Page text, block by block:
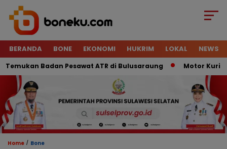
BERANDA BONE EKONOMI HUKRIM LOKAL NEWS
Badan Pesawat ATR di Bulusaraung Motor Kurir Raib
Home / Bone